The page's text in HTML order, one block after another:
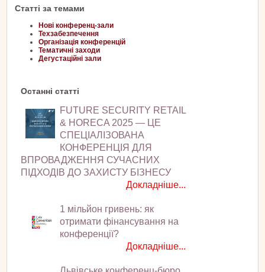
Статті за темами
Нові конференц-зали
Техзабезпечення
Організація конференцій
Тематичні заходи
Дегустаційні зали
Останні статті
FUTURE SECURITY RETAIL
& HORECA 2025 — ЦЕ
СПЕЦІАЛІЗОВАНА
КОНФЕРЕНЦІЯ ДЛЯ
ВПРОВАДЖЕННЯ СУЧАСНИХ
ПІДХОДІВ ДО ЗАХИСТУ БІЗНЕСУ
Докладніше...
1 мільйон гривень: як
отримати фінансування на
конференції?
Докладніше...